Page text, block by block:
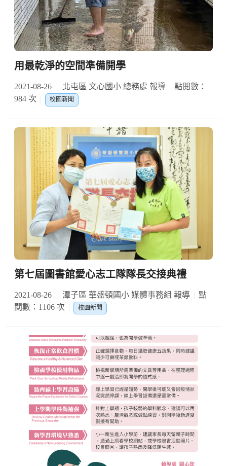
用最乾淨的空間準備開學
2021-08-26 北屯區 文心國小 總務處 報導
點閱數：
984 次
校園新聞
第七屆圖書館愛心志工隊隊長交接典禮
2021-08-26 潭子區 華盛頓國小 媒體事務組 報導
點
閱數：1106 次
校園新聞